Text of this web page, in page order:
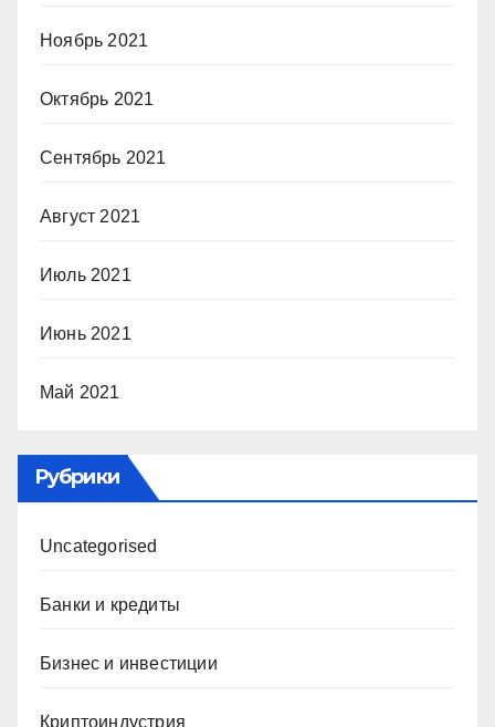
Ноябрь 2021
Октябрь 2021
Сентябрь 2021
Август 2021
Июль 2021
Июнь 2021
Май 2021
Рубрики
Uncategorised
Банки и кредиты
Бизнес и инвестиции
Криптоиндустрия